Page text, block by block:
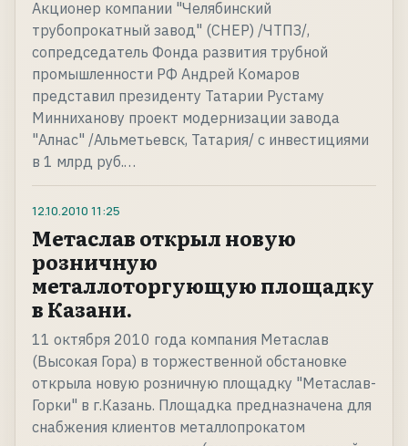
Акционер компании "Челябинский
трубопрокатный завод" (CHEP) /ЧТПЗ/,
сопредседатель Фонда развития трубной
промышленности РФ Андрей Комаров
представил президенту Татарии Рустаму
Минниханову проект модернизации завода
"Алнас" /Альметьевск, Татария/ с инвестициями
в 1 млрд руб.…
12.10.2010 11:25
Метаслав открыл новую
розничную
металлоторгующую площадку
в Казани.
11 октября 2010 года компания Метаслав
(Высокая Гора) в торжественной обстановке
открыла новую розничную площадку "Метаслав-
Горки" в г.Казань. Площадка предназначена для
снабжения клиентов металлопрокатом